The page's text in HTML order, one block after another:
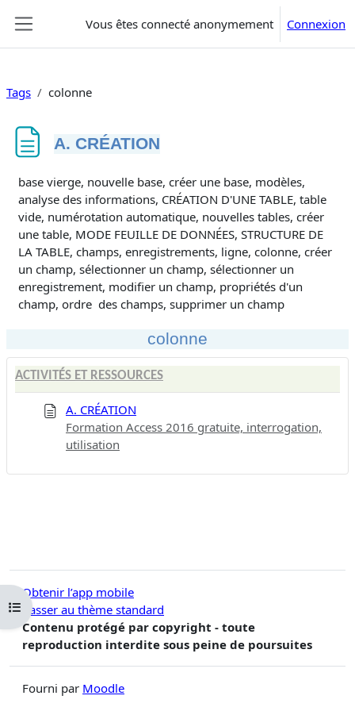
Vous êtes connecté anonymement Connexion
Ouvrir l’index du cours
Tags colonne
A. CRÉATION
Conditions d’achèvement
base vierge, nouvelle base, créer une base, modèles,
analyse des informations, CRÉATION D'UNE TABLE, table
vide, numérotation automatique, nouvelles tables, créer
une table, MODE FEUILLE DE DONNÉES, STRUCTURE DE
LA TABLE, champs, enregistrements, ligne, colonne, créer
un champ, sélectionner un champ, sélectionner un
enregistrement, modifier un champ, propriétés d'un
champ, ordre des champs, supprimer un champ
colonne
ACTIVITÉS ET RESSOURCES
A. CRÉATION
Formation Access 2016 gratuite, interrogation,
utilisation
Obtenir l’app mobile
Passer au thème standard
Contenu protégé par copyright - toute
reproduction interdite sous peine de poursuites
Fourni par Moodle